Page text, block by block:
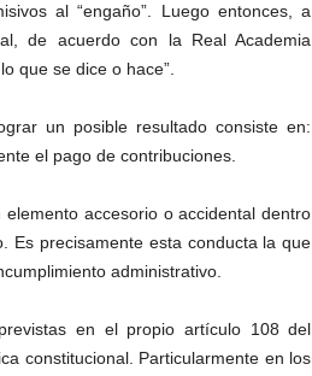
al “engaño”. Luego entonces, a
de acuerdo con la Real Academia
que se dice o hace”.
un posible resultado consiste en:
el pago de contribuciones.
accesorio o accidental dentro
Es precisamente esta conducta la que
administrativo.
en el propio artículo 108 del
constitucional. Particularmente en los